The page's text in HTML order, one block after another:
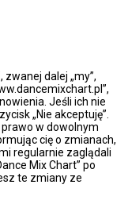
zwanej dalej „my”,
Jeśli ich nie
„Nie akceptuję”.
w dowolnym
cię o zmianach,
regularnie zaglądali
Mix Chart” po
te zmiany ze